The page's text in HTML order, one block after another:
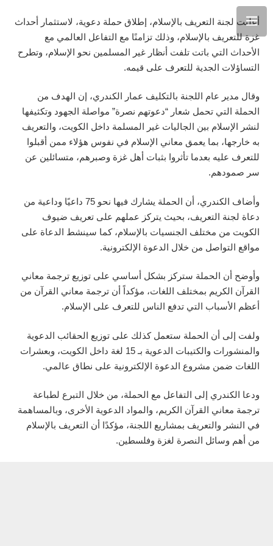
أعلنت لجنة التعريف بالإسلام، إطلاق حملة دعوية، لاستثمار أحداث
غزة للتعريف بالإسلام، وذلك تزامنًا مع التفاعل العالمي مع
الأحداث التي باتت تلفت أنظار غير المسلمين نحو الإسلام، وتطرح
التساؤلات الجدية للتعرف على قيمه.
وقال مدير عام اللجنة بالتكليف عمار الكندري، إن الهدف من
الحملة التي تحمل شعار “دعوتهم نصرة” مواصلة الجهود وتكثيفها
لنشر الإسلام بين الجاليات غير المسلمة داخل الكويت، والتعريف
به خارجها، بما يعمق معاني الإسلام في نفوس هؤلاء ممن أقبلوا
للتعرف عليه بعدما تأثروا بثبات أهل غزة وصبرهم، متسائلين عن
سر صمودهم.
وأضاف الكندري، أن الحملة يشارك فيها نحو 75 داعيًا وداعية من
دعاة لجنة التعريف، بحيث يتركز عملهم على تعريف ضيوف
الكويت من مختلف الجنسيات بالإسلام، كما سينشط الدعاة على
مواقع التواصل من خلال الدعوة الإلكترونية.
وأوضح أن الحملة ستركز بشكل أساسي على توزيع ترجمة معاني
القرآن الكريم بمختلف اللغات، مؤكداً أن ترجمة معاني القرآن من
أعظم الأسباب التي تدفع الناس للتعرف على الإسلام.
ولفت إلى أن الحملة ستعمل كذلك على توزيع الحقائب الدعوية
والمنشورات والكتيبات الدعوية بـ 15 لغة داخل الكويت، وبعشرات
اللغات ضمن مشروع الدعوة الإلكترونية على نطاق عالمي.
ودعا الكندري إلى التفاعل مع الحملة، من خلال التبرع لطباعة
ترجمة معاني القرآن الكريم، والمواد الدعوية الأخرى، وبالمساهمة
في النشر والتعريف بمشاريع اللجنة، مؤكدًا أن التعريف بالإسلام
من أهم وسائل النصرة لغزة وفلسطين.